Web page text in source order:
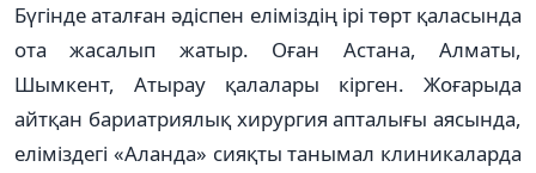
Бүгінде аталған әдіспен еліміздің ірі төрт қаласында
ота жасалып жатыр. Оған Астана, Алматы,
Шымкент, Атырау қалалары кірген. Жоғарыда
айтқан бариатриялық хирургия апталығы аясында,
еліміздегі «Аланда» сияқты танымал клиникаларда